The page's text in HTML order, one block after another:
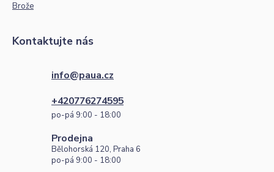
Brože
Kontaktujte nás
info@paua.cz
+420776274595
po-pá 9:00 - 18:00
Prodejna
Bělohorská 120, Praha 6
po-pá 9:00 - 18:00